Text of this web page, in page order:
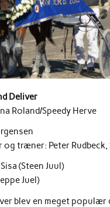
Deliver
Roland/Speedy Herve
træner: Peter Rudbeck,
(Steen Juul)
Juel)
blev en meget populær